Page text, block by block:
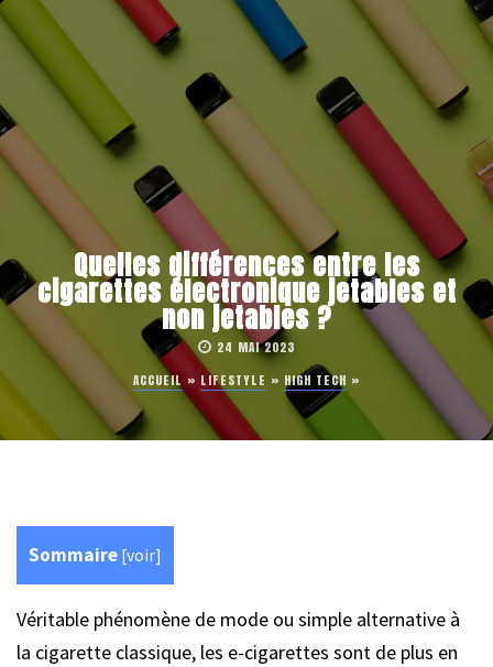
Quelles différences entre les
cigarettes électronique jetables et
non jetables ?
24 MAI 2023
ACCUEIL » LIFESTYLE » HIGH TECH »
Sommaire [voir]
Véritable phénomène de mode ou simple alternative à
la cigarette classique, les e-cigarettes sont de plus en